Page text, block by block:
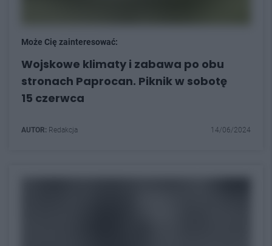
Może Cię zainteresować:
Wojskowe klimaty i zabawa po obu
stronach Paprocan. Piknik w sobotę
15 czerwca
AUTOR: Redakcja 14/06/2024